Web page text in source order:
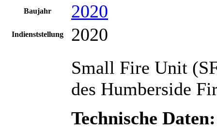
Baujahr 2020
Indienststellung 2020
Small Fire Unit
des Humberside
Technische Daten: